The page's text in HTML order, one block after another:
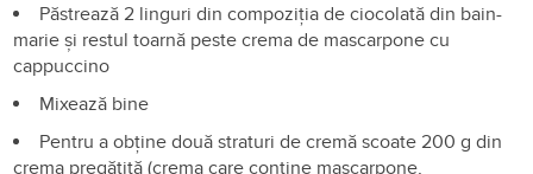
Păstrează 2 linguri din compoziția de ciocolată din bain-
marie și restul toarnă peste crema de mascarpone cu
cappuccino
Mixează bine
Pentru a obține două straturi de cremă scoate 200 g din
crema pregătită (crema care conține mascarpone,